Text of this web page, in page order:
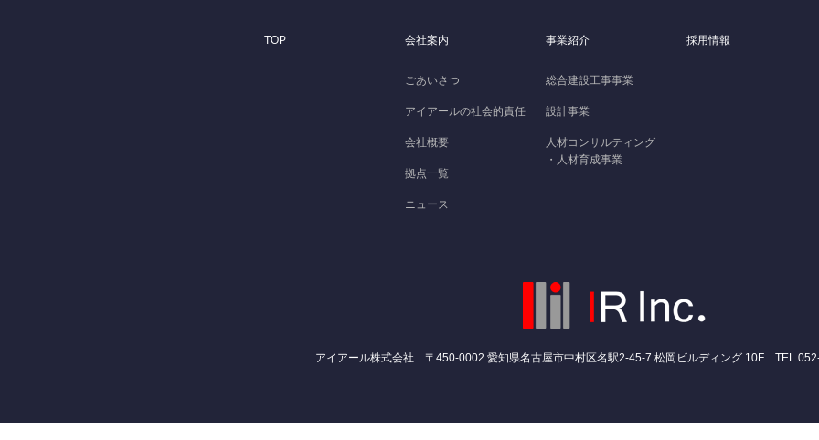
TOP 会社案内
ごあいさつ
アイアールの社会的責任
会社概要
拠点一覧
ニュース
事業紹介
総合建設工事事業
設計事業
人材コンサルティング
・人材育成事業
採用情報
アイアール株式会社 〒450-0002 愛知県名古屋市中村区名駅2-45-7 松岡ビルディング 10F TEL